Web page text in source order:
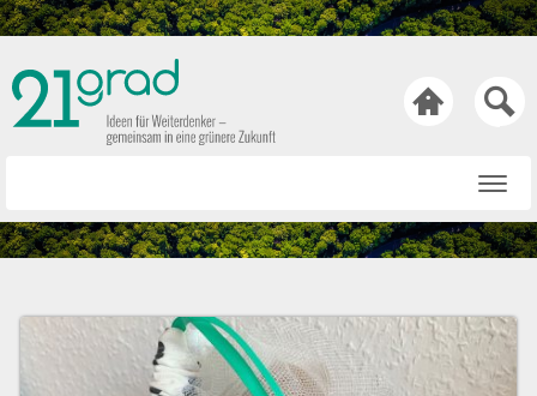

Rat & Tat
Technik & Trends
Bewusst & Sein